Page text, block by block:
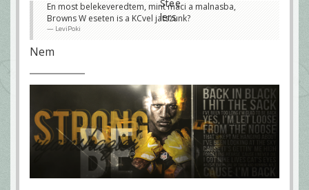
En most belekeveredtem, mint maci a malnasba,
Browns W eseten is a KCvel jatszunk?
LeviPoki
Nem